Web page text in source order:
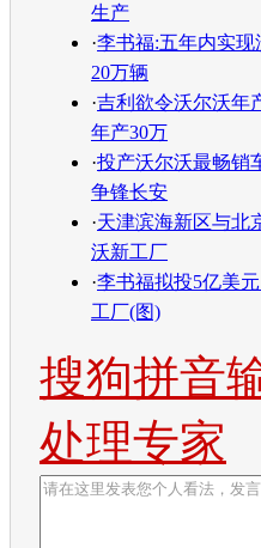
生产
·李书福:五年内实现
20万辆
·吉利欲令沃尔沃年
年产30万
·投产沃尔沃最畅销
争锋长安
·天津滨海新区与北
沃新工厂
·李书福拟投5亿美
工厂(图)
搜狗拼音
处理专家